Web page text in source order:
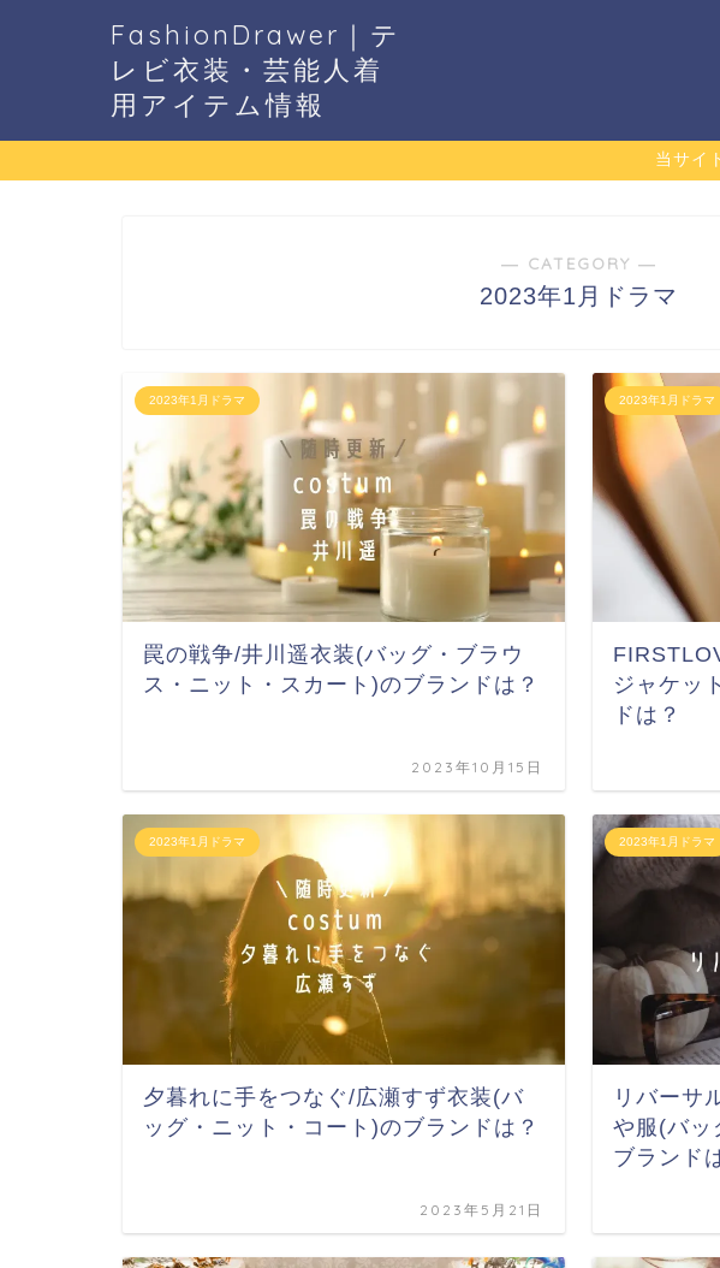
FashionDrawer｜テ
レビ衣装・芸能人着
用アイテム情報
当サイ
― CATEGORY ―
2023年1月ドラマ
2023年1月ドラマ
罠の戦争/井川遥衣装(バッグ・ブラウ
ス・ニット・スカート)のブランドは？
2023年10月15日
2023年1月ドラマ
ジャケッ
ドは？
2023年1月ドラマ
夕暮れに手をつなぐ/広瀬すず衣装(バ
ッグ・ニット・コート)のブランドは？
2023年5月21日
2023年1月ドラマ
リバーサ
や服(バッ
ブランド